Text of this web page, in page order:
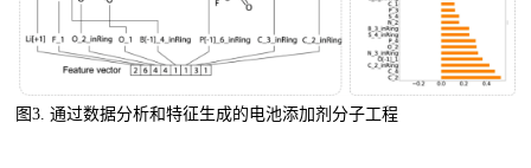
图3. 通过数据分析和特征生成的电池添加剂分子工程